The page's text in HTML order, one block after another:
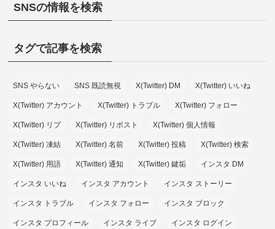
SNSの情報を検索
タグで記事を検索
SNS やらない SNS 既読無視 X(Twitter) DM X(Twitter) いいね
X(Twitter) アカウント X(Twitter) トラブル X(Twitter) フォロー
X(Twitter) リプ X(Twitter) リポスト X(Twitter) 個人情報
X(Twitter) 凍結 X(Twitter) 名前 X(Twitter) 投稿 X(Twitter) 検索
X(Twitter) 用語 X(Twitter) 通知 X(Twitter) 鍵垢 インスタ DM
インスタ いいね インスタ アカウント インスタ ストーリー
インスタ トラブル インスタ フォロー インスタ ブロック
インスタ プロフィール インスタ ライブ インスタ ログイン